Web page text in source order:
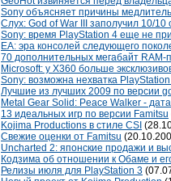
Sony объясняет причины
Слух: God of War III заполучил 10/10
Sony: время PlayStation 4 еще не
EA: эра консолей следующего
70 дополнительных мегабайт RAM-
Microsoft: у X360 больше
Sony: возможна нехватка
Лучшие из лучших 2009 по версии
Metal Gear Solid: Peace Walker -
13 идеальных игр по версии Famitsu
Kojima Productions в стиле CSI
Свежие оценки от Famitsu
Uncharted 2: японские продажи и
Кодзима об отношении к Обаме и
Релизы июля для PlayStation 3